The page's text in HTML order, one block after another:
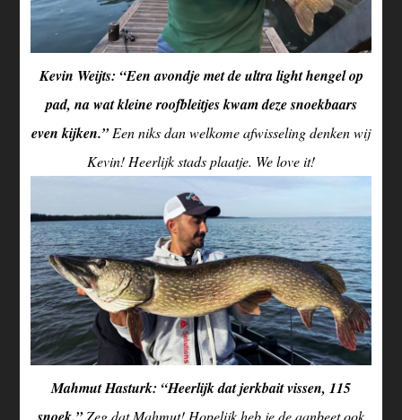
Kevin Weijts: “Een avondje met de ultra light hengel op
pad, na wat kleine roofbleitjes kwam deze snoekbaars
even kijken.”Een niks dan welkome afwisseling denken wij
Kevin! Heerlijk stads plaatje. We love it!
Mahmut Hasturk: “Heerlijk dat jerkbait vissen, 115
Zeg dat Mahmut! Hopelijk heb je de aanbeet ook